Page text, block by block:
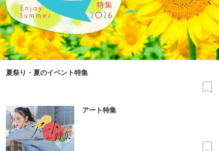
夏祭り・夏のイベント特集
アート特集